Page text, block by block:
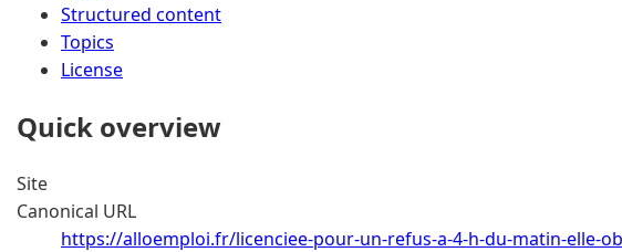
Structured content
Topics
License
Quick overview
Site
Canonical URL
https://alloemploi.fr/licenciee-pour-un-refus-a-4-h-du-matin-elle-